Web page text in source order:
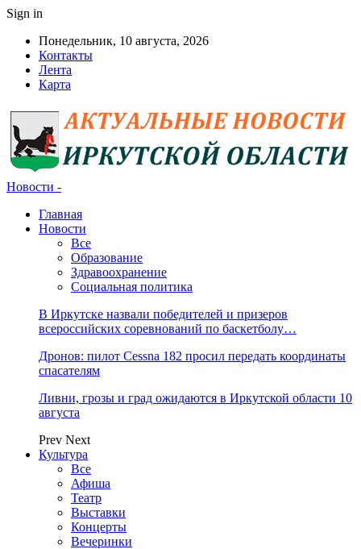
Sign in
Понедельник, 10 августа, 2026
Контакты
Лента
Карта
Новости -
Главная
Новости
Все
Образование
Здравоохранение
Социальная политика
В Иркутске назвали победителей и призеров
всероссийских соревнований по баскетболу…
Дронов: пилот Cessna 182 просил передать координаты
спасателям
Ливни, грозы и град ожидаются в Иркутской области 10
августа
Prev Next
Культура
Все
Афиша
Театр
Выставки
Концерты
Вечеринки